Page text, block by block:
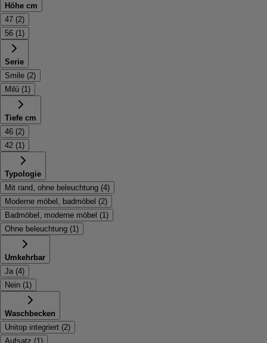
Höhe cm
47 (2)
56 (1 )
Serie
Smile (2)
Milù (1 )
Tiefe cm
46 (2)
42 (1 )
Typologie
Mit rand, ohne beleuchtung (4)
Moderne möbel, badmöbel (2)
Badmöbel, moderne möbel (1 )
Ohne beleuchtung (1 )
Umkehrbar
Ja (4)
Nein (1 )
Waschbecken
Unitop integriert (2)
Aufsatz (1 )